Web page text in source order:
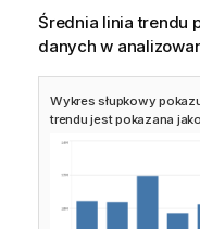
Średnia linia trendu
danych w
Wykres słupkowy
trendu jest pokazana